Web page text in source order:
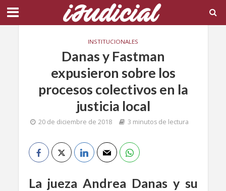
INSTITUCIONALES
Danas y Fastman
expusieron sobre los
procesos colectivos en la
justicia local
20 de diciembre de 2018 3 minutos de lectura
La jueza Andrea Danas y su